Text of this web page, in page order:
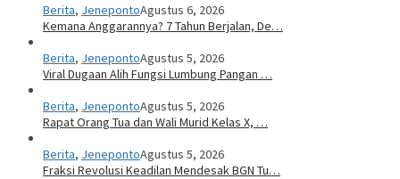
Berita, JenepontoAgustus 6, 2026
Kemana Anggarannya? 7 Tahun Berjalan, De…
Berita, JenepontoAgustus 5, 2026
Viral Dugaan Alih Fungsi Lumbung Pangan …
Berita, JenepontoAgustus 5, 2026
Rapat Orang Tua dan Wali Murid Kelas X, …
Berita, JenepontoAgustus 5, 2026
Fraksi Revolusi Keadilan Mendesak BGN Tu…